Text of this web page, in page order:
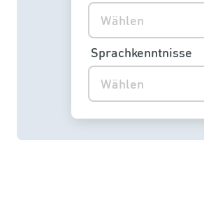
Wählen
Wählen
Sprachkenntnisse